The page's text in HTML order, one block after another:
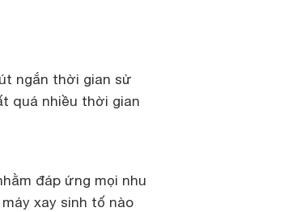
ngắn thời gian sử
quá nhiều thời gian
đáp ứng mọi nhu
xay sinh tố nào